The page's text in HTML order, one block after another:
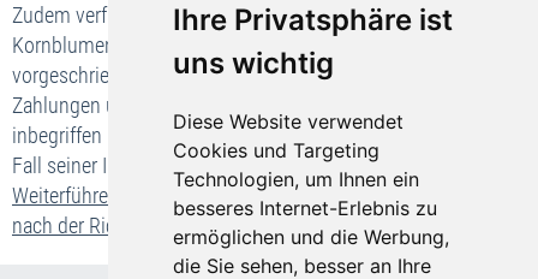
Ihre Privatsphäre ist
uns wichtig
Diese Website verwendet
Cookies und Targeting
Technologien, um Ihnen ein
besseres Internet-Erlebnis zu
ermöglichen und die Werbung,
die Sie sehen, besser an Ihre
Zudem verfügt das Unternehmen Bohemia-Travel.de e.K,
Kornblumenweg 1, 74336 Brackenheim über die gesetzlich
vorgeschriebene Absicherung für die Rückzahlung Ihrer
Zahlungen und, falls der Transport in der Pauschalreise
inbegriffen ist, zur Sicherstellung Ihrer Rückbeförderung im
Fall seiner Insolvenz.
Weiterführende Informationen zu Ihren wichtigsten Rechten
nach der Richtlinie(EU) 2015/2302